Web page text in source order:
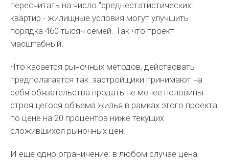
пересчитать на число "среднестатистических"
квартир - жилищные условия могут улучшить
порядка 460 тысяч семей. Так что проект
масштабный.
Что касается рыночных методов, действовать
предполагается так: застройщики принимают на
себя обязательства продать не менее половины
строящегося объема жилья в рамках этого проекта
по цене на 20 процентов ниже текущих
сложившихся рыночных цен.
И еще одно ограничение: в любом случае цена